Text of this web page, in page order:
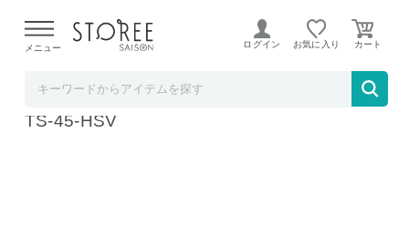
よる配送遅延が発生しております。
メニュー ログイン お気に入り
HARIO ハリオ ティーサーバーSimply 450ml
TS-45-HSV